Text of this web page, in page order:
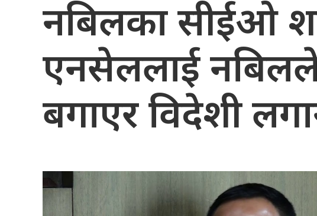
नबिलका सीईओ
एनसेललाई
बगाएर विदेशी